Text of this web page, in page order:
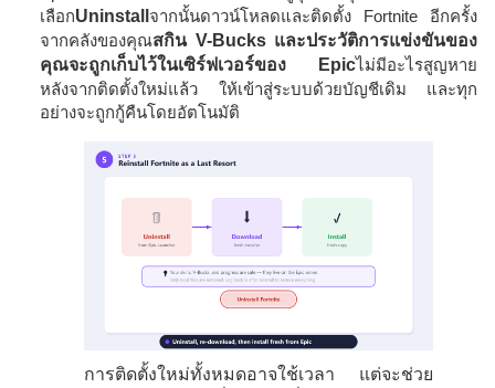
เลือกUninstall จากนั้นดาวน์โหลดและติดตั้ง Fortnite อีกครั้ง
จากคลังของคุณสกิน V-Bucks และประวัติการแข่งขันของ
คุณจะถูกเก็บไว้ในเซิร์ฟเวอร์ของ Epicไม่มีอะไรสูญหาย
หลังจากติดตั้งใหม่แล้ว ให้เข้าสู่ระบบด้วยบัญชีเดิม และทุก
อย่างจะถูกกู้คืนโดยอัตโนมัติ
การติดตั้งใหม่ทั้งหมดอาจใช้เวลา แต่จะช่วย